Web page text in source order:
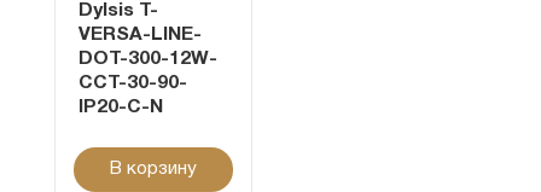
Dylsis T-
VERSA-LINE-
DOT-300-12W-
CCT-30-90-
IP20-C-N
В корзину